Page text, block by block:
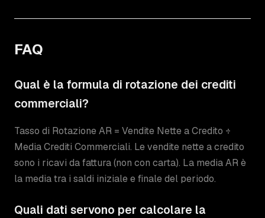
FAQ
Qual è la formula di rotazione dei crediti
commerciali?
Tasso di Rotazione AR = Vendite Nette a Credito ÷
Media Crediti Commerciali. Le vendite nette a credito
sono i ricavi da fattura (non con carta). La media AR è
la media tra i saldi iniziale e finale del periodo.
Quali dati servono per calcolare la